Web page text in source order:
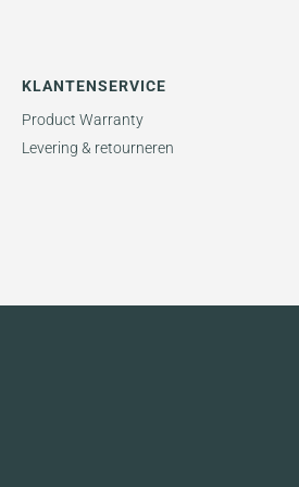
KLANTENSERVICE
Product Warranty
Levering & retourneren